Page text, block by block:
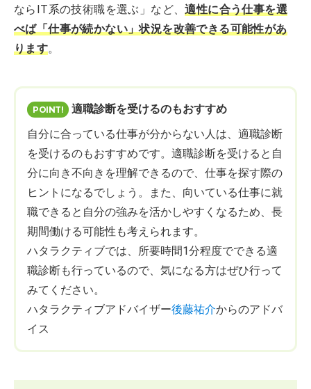
ならIT系の技術職を選ぶ」など、適性に合う仕事を選
べば「仕事が続かない」状況を改善できる可能性があ
ります。
適職診断を受けるのもおすすめ
自分に合っている仕事が分からない人は、適職診断
を受けるのもおすすめです。適職診断を受けると自
分に向き不向きを理解できるので、仕事を探す際の
ヒントになるでしょう。また、向いている仕事に就
職できると自分の強みを活かしやすくなるため、長
期間働ける可能性も考えられます。
ハタラクティブでは、所要時間1分程度でできる適
職診断も行っているので、気になる方はぜひ行って
みてください。
ハタラクティブアドバイザー後藤祐介からのアドバ
イス